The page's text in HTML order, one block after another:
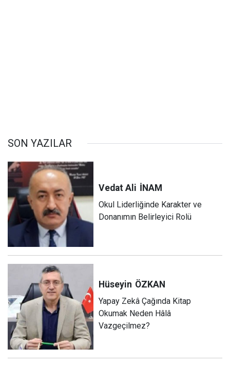
SON YAZILAR
Vedat Ali İNAM
Okul Liderliğinde Karakter ve
Donanımın Belirleyici Rolü
Hüseyin ÖZKAN
Yapay Zekâ Çağında Kitap
Okumak Neden Hâlâ
Vazgeçilmez?